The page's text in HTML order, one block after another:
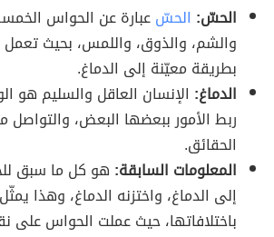
الحسّ: الحسّعبارة عن الحواس
والشم، والذوق، واللمس، بحيث
بطريقة معيّنة إلى الدماغ.
الدماغ: الإنسان العاقل والسليم هو
ربط الأمور ببعضها البعض، والتواصل
الحقائق.
المعلومات السابقة: هو كل ما سبق
إلى الدماغ، واختزنه الدماغ، وهذا
باختلافاتها، حيث عملت الحواس على